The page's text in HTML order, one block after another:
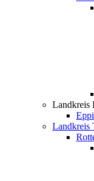
Landkreis
Landkreis